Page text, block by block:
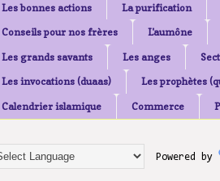
Les bonnes actions La purification
Conseils pour nos frères L'aumône
Les grands savants Les anges
Les invocations (duaas) Les prophètes
Calendrier islamique Commerce
Powered by